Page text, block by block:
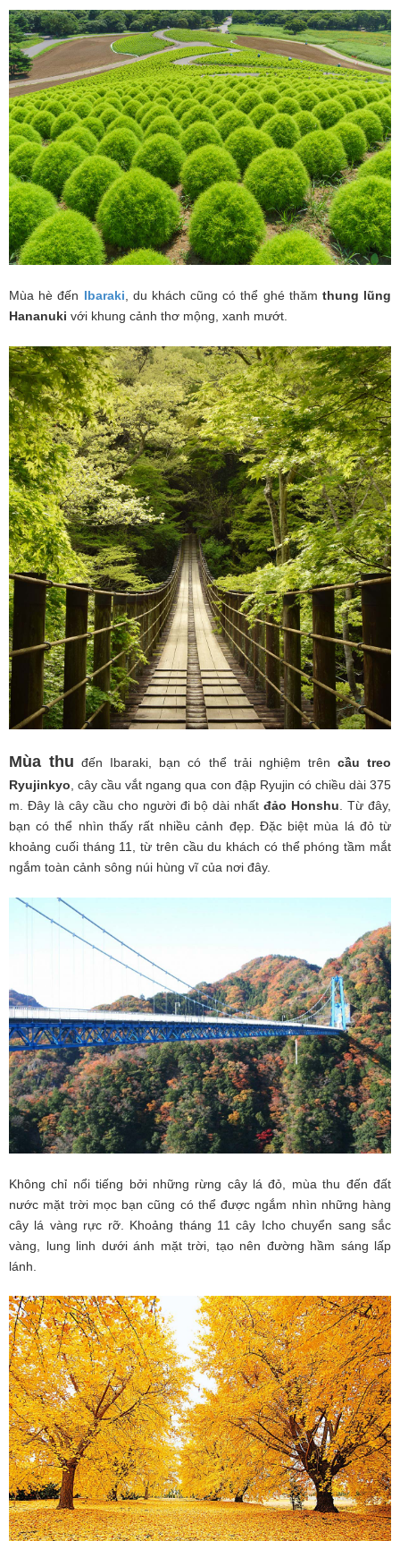
Mùa hè đến Ibaraki, du khách cũng có thể ghé thăm thung lũng
Hananuki với khung cảnh thơ mộng, xanh mướt.
Mùa thu đến Ibaraki, bạn có thể trải nghiệm trên cầu treo
Ryujinkyo, cây cầu vắt ngang qua con đập Ryujin có chiều dài 375
m. Đây là cây cầu cho người đi bộ dài nhấtđảo Honshu. Từ đây,
bạn có thể nhìn thấy rất nhiều cảnh đẹp. Đặc biệt mùa lá đỏ từ
khoảng cuối tháng 11, từ trên cầu du khách có thể phóng tầm mắt
ngắm toàn cảnh sông núi hùng vĩ của nơi đây.
Không chỉ nổi tiếng bởi những rừng cây lá đỏ, mùa thu đến đất
nước mặt trời mọc bạn cũng có thể được ngắm nhìn những hàng
cây lá vàng rực rỡ. Khoảng tháng 11 cây Icho chuyển sang sắc
vàng, lung linh dưới ánh mặt trời, tạo nên đường hầm sáng lấp
lánh.